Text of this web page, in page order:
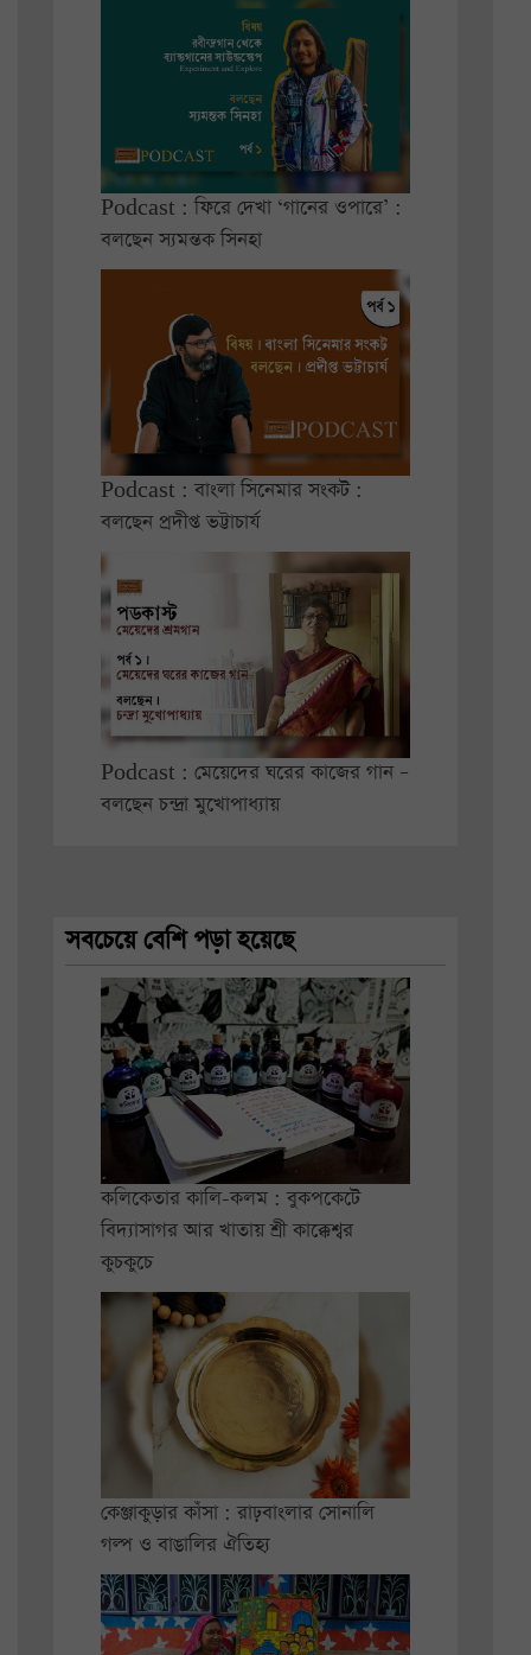
Podcast : ফিরে দেখা ‘গানের ওপারে’ :
বলছেন স্যমন্তক সিনহা
Podcast : বাংলা সিনেমার সংকট :
বলছেন প্রদীপ্ত ভট্টাচার্য
Podcast : মেয়েদের ঘরের কাজের গান –
বলছেন চন্দ্রা মুখোপাধ্যায়
সবচেয়ে বেশি পড়া হয়েছে
কলিকেতার কালি-কলম : বুকপকেটে
বিদ্যাসাগর আর খাতায় শ্রী কাক্কেশ্বর
কুচকুচে
কেঞ্জাকুড়ার কাঁসা : রাঢ়বাংলার সোনালি
গল্প ও বাঙালির ঐতিহ্য